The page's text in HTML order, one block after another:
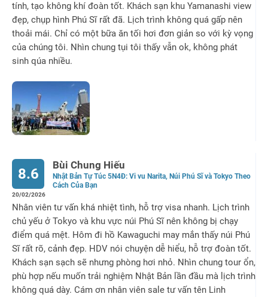
tính, tạo không khí đoàn tốt. Khách sạn khu Yamanashi view
đẹp, chụp hình Phú Sĩ rất đã. Lịch trình không quá gấp nên
thoải mái. Chỉ có một bữa ăn tối hơi đơn giản so với kỳ vọng
của chúng tôi. Nhìn chung tụi tôi thấy vẫn ok, không phát
sinh qúa nhiều.
Bùi Chung Hiếu
Nhật Bản Tự Túc 5N4Đ: Vi vu Narita, Núi Phú Sĩ và Tokyo Theo
Cách Của Bạn
8.6
20/02/2026
Nhân viên tư vấn khá nhiệt tình, hỗ trợ visa nhanh. Lịch trình
chủ yếu ở Tokyo và khu vực núi Phú Sĩ nên không bị chạy
điểm quá mệt. Hôm đi hồ Kawaguchi may mắn thấy núi Phú
Sĩ rất rõ, cảnh đẹp. HDV nói chuyện dễ hiểu, hỗ trợ đoàn tốt.
Khách sạn sạch sẽ nhưng phòng hơi nhỏ. Nhìn chung tour ổn,
phù hợp nếu muốn trải nghiệm Nhật Bản lần đầu mà lịch trình
không quá dày. Cám ơn nhân viên sale tư vấn tên Linh